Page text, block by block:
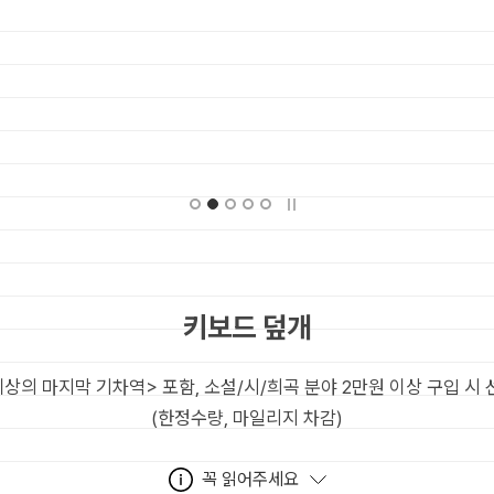
키보드 덮개
의 마지막 기차역> 포함, 소설/시/희곡 분야 2만원 이상 구입 시
(한정수량, 마일리지 차감)
꼭 읽어주세요